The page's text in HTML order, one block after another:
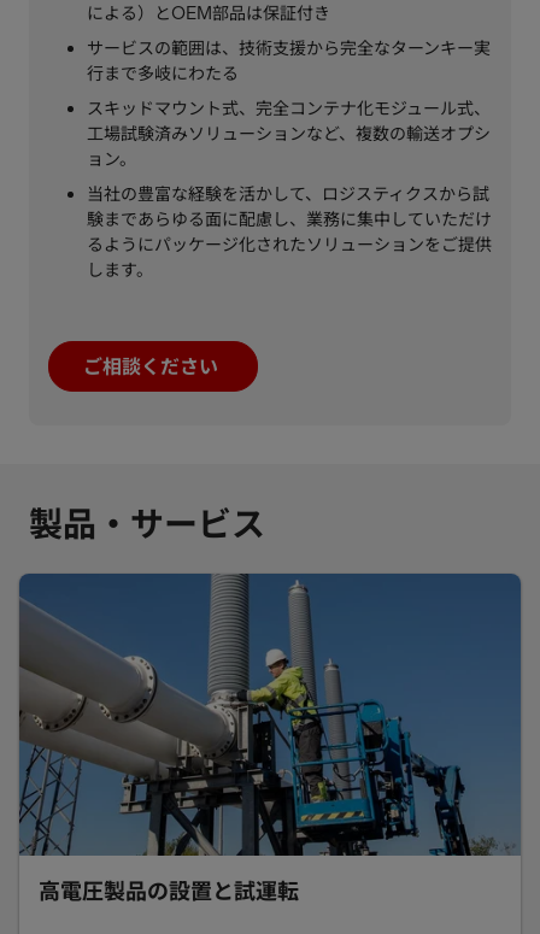
による）とOEM部品は保証付き
サービスの範囲は、技術支援から完全なターンキー実
行まで多岐にわたる
スキッドマウント式、完全コンテナ化モジュール式、
工場試験済みソリューションなど、複数の輸送オプシ
ョン。
当社の豊富な経験を活かして、ロジスティクスから試
験まであらゆる面に配慮し、業務に集中していただけ
るようにパッケージ化されたソリューションをご提供
します。
ご相談ください
製品・サービス
高電圧製品の設置と試運転